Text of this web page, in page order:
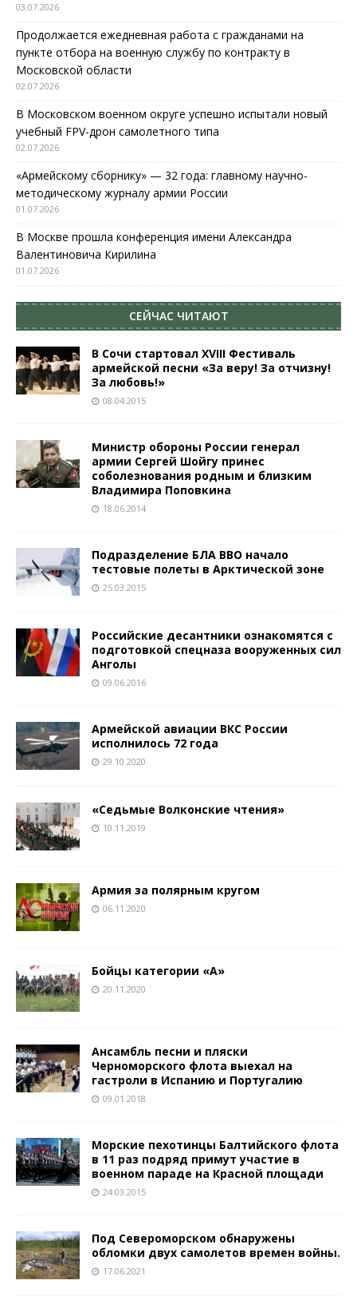
03.07.2026
Продолжается ежедневная работа с гражданами на
пункте отбора на военную службу по контракту в
Московской области
02.07.2026
В Московском военном округе успешно испытали новый
учебный FPV-дрон самолетного типа
02.07.2026
«Армейскому сборнику» — 32 года: главному научно-
методическому журналу армии России
01.07.2026
В Москве прошла конференция имени Александра
Валентиновича Кирилина
01.07.2026
СЕЙЧАС ЧИТАЮТ
В Сочи стартовал XVIII Фестиваль
армейской песни «За веру! За отчизну!
За любовь!»
08.04.2015
Министр обороны России генерал
армии Сергей Шойгу принес
соболезнования родным и близким
Владимира Поповкина
18.06.2014
Подразделение БЛА ВВО начало
тестовые полеты в Арктической зоне
25.03.2015
Российские десантники ознакомятся с
подготовкой спецназа вооруженных сил
Анголы
09.06.2016
Армейской авиации ВКС России
исполнилось 72 года
29.10.2020
«Седьмые Волконские чтения»
10.11.2019
Армия за полярным кругом
06.11.2020
Бойцы категории «А»
20.11.2020
Ансамбль песни и пляски
Черноморского флота выехал на
гастроли в Испанию и Португалию
09.01.2018
Морские пехотинцы Балтийского флота
в 11 раз подряд примут участие в
военном параде на Красной площади
24.03.2015
Под Североморском обнаружены
обломки двух самолетов времен войны.
17.06.2021